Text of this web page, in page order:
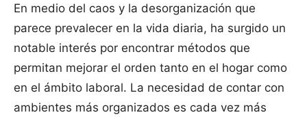
En medio del caos y la desorganización que
parece prevalecer en la vida diaria, ha surgido un
notable interés por encontrar métodos que
permitan mejorar el orden tanto en el hogar como
en el ámbito laboral. La necesidad de contar con
ambientes más organizados es cada vez más